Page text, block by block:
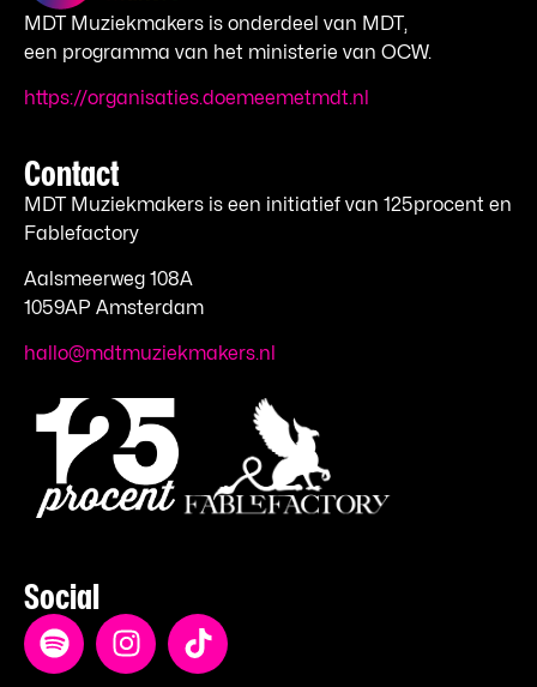
MDT Muziekmakers is onderdeel van MDT,
een programma van het ministerie van OCW.
https://organisaties.doemeemetmdt.nl
Contact
MDT Muziekmakers is een initiatief van 125procent en
Fablefactory
Aalsmeerweg 108A
1059AP Amsterdam
hallo@mdtmuziekmakers.nl
Social